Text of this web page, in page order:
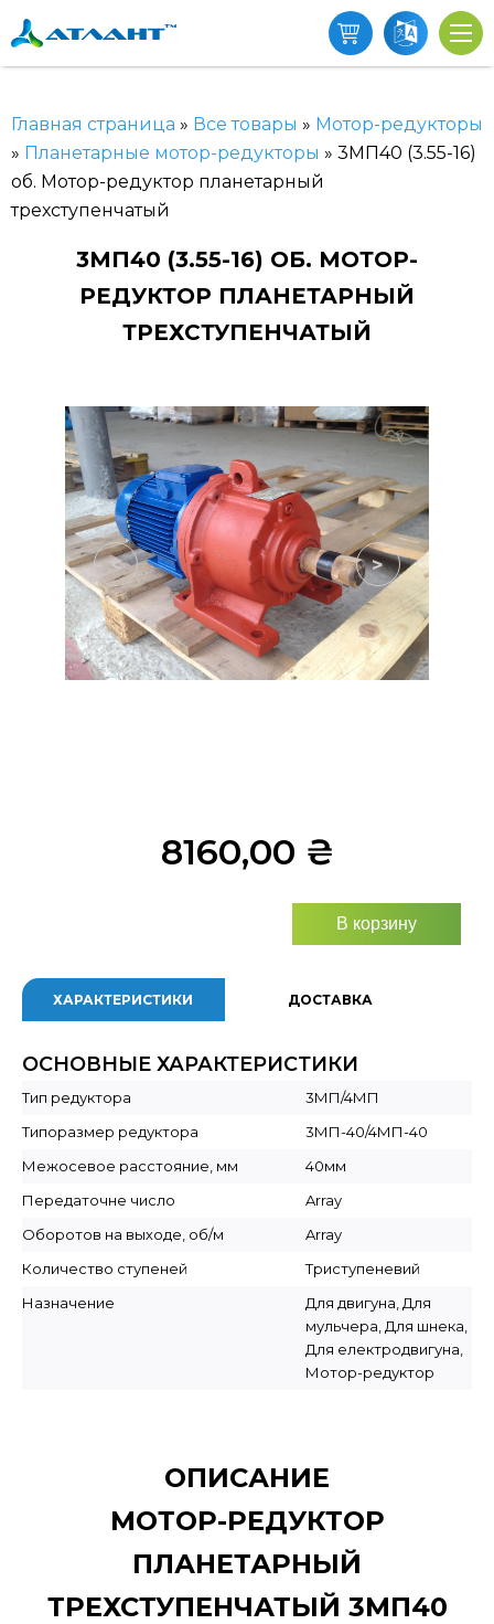
Главная страница » Все товары » Мотор-редукторы
» Планетарные мотор-редукторы » 3МП40 (3.55-16)
об. Мотор-редуктор планетарный
трехступенчатый
3МП40 (3.55-16) ОБ. МОТОР-
РЕДУКТОР ПЛАНЕТАРНЫЙ
ТРЕХСТУПЕНЧАТЫЙ
< >
8160,00 ₴
В корзину
ХАРАКТЕРИСТИКИ ДОСТАВКА
ОСНОВНЫЕ ХАРАКТЕРИСТИКИ
Тип редуктора
3МП/4МП
Типоразмер редуктора
3МП-40/4МП-40
Межосевое расстояние, мм
40мм
Передаточне число
Array
Оборотов на выходе, об/м
Array
Количество ступеней
Триступеневий
Назначение
Для двигуна, Для
мульчера, Для шнека,
Для електродвигуна,
Мотор-редуктор
ОПИСАНИЕ
МОТОР-РЕДУКТОР
ПЛАНЕТАРНЫЙ
ТРЕХСТУПЕНЧАТЫЙ 3МП40